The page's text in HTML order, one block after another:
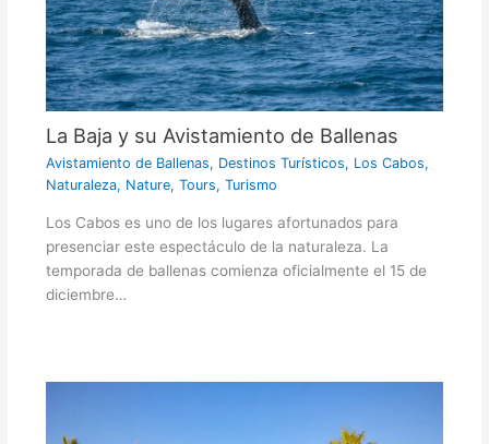
La Baja y su Avistamiento de Ballenas
Avistamiento de Ballenas, Destinos Turísticos, Los Cabos,
Naturaleza, Nature, Tours, Turismo
Los Cabos es uno de los lugares afortunados para
presenciar este espectáculo de la naturaleza. La
temporada de ballenas comienza oficialmente el 15 de
diciembre…